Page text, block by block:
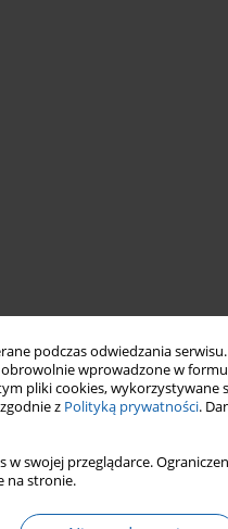
podczas odwiedzania
wprowadzone w
pliki cookies,
z Polityką prywatności.
w swojej przeglądarce.
na stronie.